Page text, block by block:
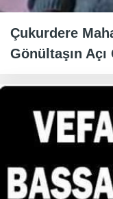
Çukurdere
Gönültaşın Açı